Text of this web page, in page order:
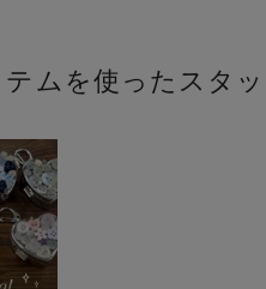
ムを使ったスタ